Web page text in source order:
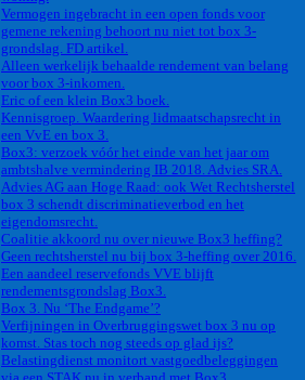
Vermogen ingebracht in een open fonds voor
gemene rekening behoort nu niet tot box 3-
grondslag. FD artikel.
Alleen werkelijk behaalde rendement van belang
voor box 3-inkomen.
Eric of een klein Box3 boek.
Kennisgroep. Waardering lidmaatschapsrecht in
een VvE en box 3.
Box3: verzoek vóór het einde van het jaar om
ambtshalve vermindering IB 2018. Advies SRA.
Advies AG aan Hoge Raad: ook Wet Rechtsherstel
box 3 schendt discriminatieverbod en het
eigendomsrecht.
Coalitie akkoord nu over nieuwe Box3 heffing?
Geen rechtsherstel nu bij box 3-heffing over 2016.
Een aandeel reservefonds VVE blijft
rendementsgrondslag Box3.
Box 3. Nu ‘The Endgame’?
Verfijningen in Overbruggingswet box 3 nu op
komst. Stas toch nog steeds op glad ijs?
Belastingdienst monitort vastgoedbeleggingen